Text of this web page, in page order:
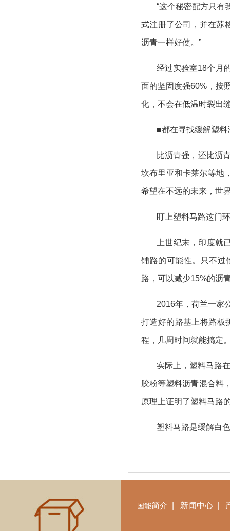
“这个秘密配方只有
式注册了公司，并在苏
沥青一样好使。”
经过实验室18个月
面的坚固度强60%，按
化，不会在低温时裂出
■都在寻找缓解塑料
比沥青强，还比沥
坎布里亚和卡莱尔等地
希望在不远的未来，世
盯上塑料马路这门
上世纪末，印度就
铺路的可能性。只不
路，可以减少15%的沥
2016年，荷兰一家
打造好的路基上将路板
程，几周时间就能搞定
实际上，塑料马路
胶粉等塑料沥青混合料
原理上证明了塑料马路
塑料马路是缓解白
国能简介 新闻中心